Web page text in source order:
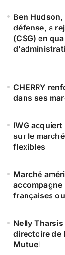
e Ben
défense, a
(CSG) en
CHERRY
dans ses
IWG
sur le
flexibles
Marché
françaises
Nelly
directoire de
Mutuel